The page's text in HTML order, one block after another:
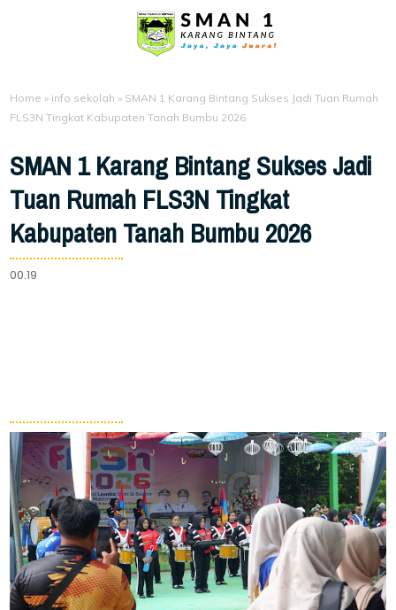
Home » info sekolah » SMAN 1 Karang Bintang Sukses Jadi Tuan Rumah
FLS3N Tingkat Kabupaten Tanah Bumbu 2026
SMAN 1 Karang Bintang Sukses Jadi
Tuan Rumah FLS3N Tingkat
Kabupaten Tanah Bumbu 2026
00.19